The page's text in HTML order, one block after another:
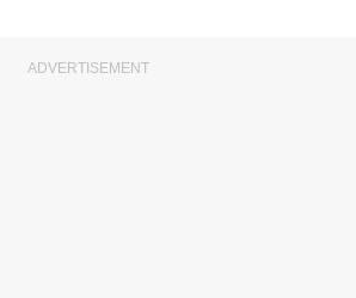
ADVERTISEMENT